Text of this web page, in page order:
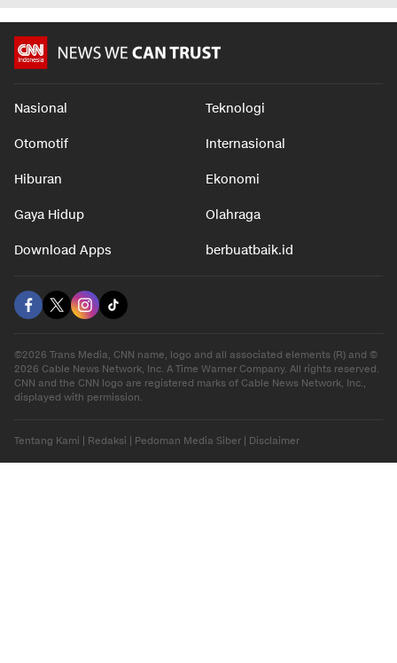
Nasional Teknologi
Otomotif Internasional
Hiburan Ekonomi
Gaya Hidup Olahraga
Download Apps berbuatbaik.id
©2026 Trans Media, CNN name, logo and all associated elements (R) and ©
2026 Cable News Network, Inc. A Time Warner Company. All rights reserved.
CNN and the CNN logo are registered marks of Cable News Network, Inc.,
displayed with permission.
Tentang Kami | Redaksi | Pedoman Media Siber | Disclaimer